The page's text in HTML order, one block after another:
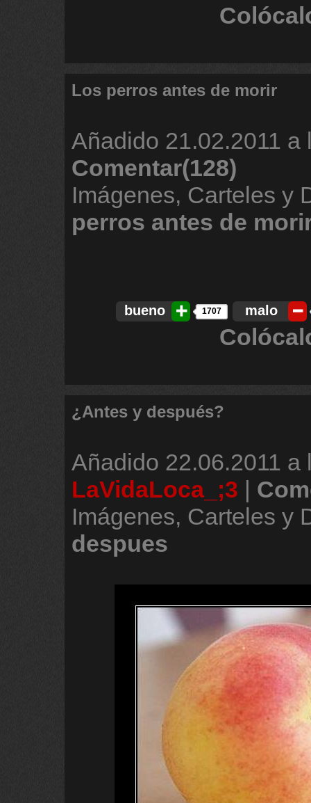
Los perros antes de morir
Añadido 21.02.2011 a
Comentar(128)
Imágenes, Carteles y
perros antes de
bueno 1707 malo
¿Antes y después?
Añadido 22.06.2011 a
LaVidaLoca_;3 |
Imágenes, Carteles y
despues